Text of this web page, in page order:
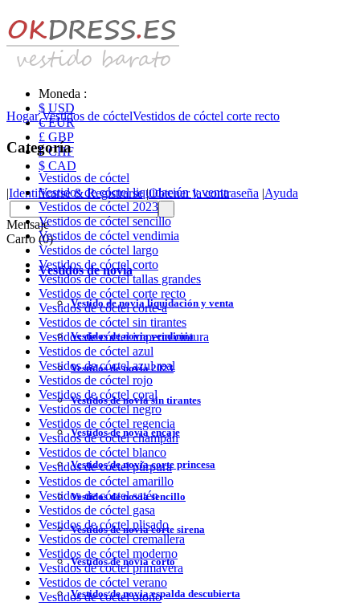
Moneda :
$ USD
€ EUR
£ GBP
₣ CHF
$ CAD
|Identificarse & Registrarse |Obtener la contraseña |Ayuda
Mensaje
Carro (0)
Vestidos de novia
Vestido de novia liquidación y venta
Vestidos de novia vendimia
Vestidos de novia 2023
Vestidos de novia sin tirantes
Vestidos de novia encaje
Vestidos de novia corte princesa
Vestidos de novia sencillo
Vestidos de novia corte sirena
Vestidos de novia corto
Vestidos de novia espalda descubierta
Hogar Vestidos de cóctelVestidos de cóctel corte recto
Categoría
Vestidos de cóctel
Vestidos de cóctel liquidación y venta
Vestidos de cóctel 2023
Vestidos de cóctel sencillo
Vestidos de cóctel vendimia
Vestidos de cóctel largo
Vestidos de cóctel corto
Vestidos de cóctel tallas grandes
Vestidos de cóctel corte recto
Vestidos de cóctel corte-a
Vestidos de cóctel sin tirantes
Vestidos de cóctel imperio cintura
Vestidos de cóctel azul
Vestidos de cóctel azul real
Vestidos de cóctel rojo
Vestidos de cóctel coral
Vestidos de cóctel negro
Vestidos de cóctel regencia
Vestidos de cóctel champán
Vestidos de cóctel blanco
Vestidos de cóctel púrpura
Vestidos de cóctel amarillo
Vestidos de cóctel satén
Vestidos de cóctel gasa
Vestidos de cóctel plisado
Vestidos de cóctel cremallera
Vestidos de cóctel moderno
Vestidos de cóctel primavera
Vestidos de cóctel verano
Vestidos de cóctel otoño